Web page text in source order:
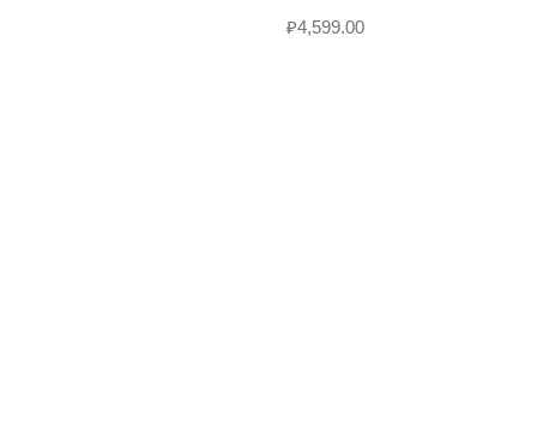
₽4,599.00